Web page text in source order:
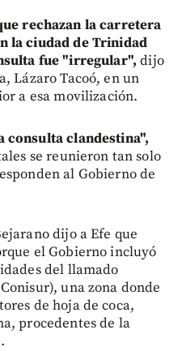
rechazan la carretera
la ciudad de Trinidad
fue "irregular", dijo
Lázaro Tacoó, en un
a esa movilización.
consulta clandestina",
se reunieron tan solo
al Gobierno de
dijo a Efe que
el Gobierno incluyó
del llamado
una zona donde
de hoja de coca,
procedentes de la